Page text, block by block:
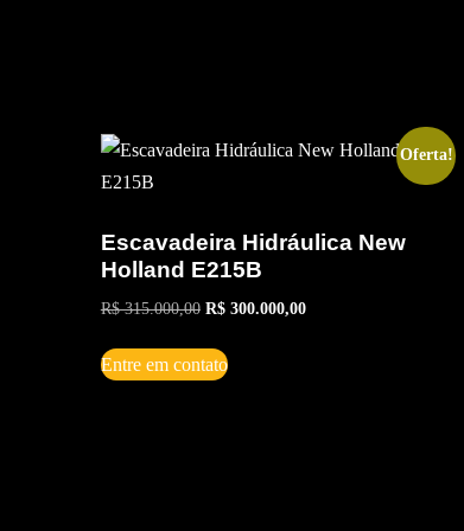
Oferta!
Escavadeira Hidráulica New
Holland E215B
R$315.000,00 O
original
R$300.000,00O
Entre em contato